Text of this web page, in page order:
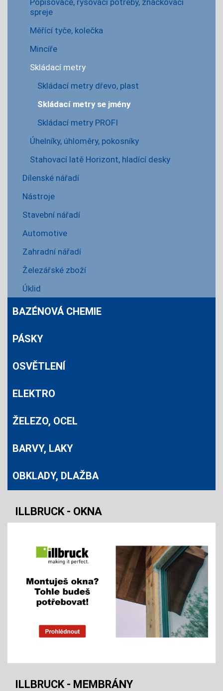
Popisovače, rýsovací potřeby, značkovací
spreje
Měřící tyče, kolečka
Mincíře
Skládací metry
Skládací metry dřevo, plast
Skládací metry se jmény
Skládací metry PROFI
Úhelníky, úhloměry, pokosníky
Stahovací latě Horizont, hladící desky
Dílenské nářadí
Nástroje
Stavební nářadí
Automotive
Zahradní nářadí
Železářské zboží
Úklid
BAZÉNOVÁ CHEMIE
PÁSKY
OSVĚTLENÍ
ELEKTRO
ŽELEZO, OCEL
BARVY, LAKY
OBKLADY, DLAŽBA
ILLBRUCK - OKNA
ILLBRUCK - MEMBRÁNY